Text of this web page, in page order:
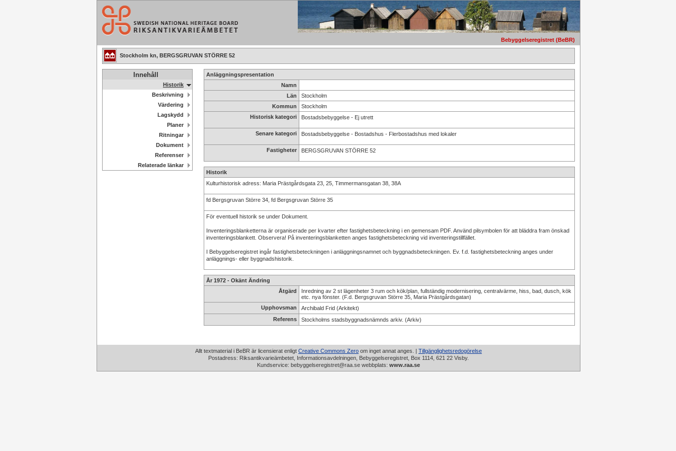
Bebyggelseregistret (BeBR)
Stockholm kn, BERGSGRUVAN STÖRRE 52
Innehåll
Historik
Beskrivning
Värdering
Lagskydd
Planer
Ritningar
Dokument
Referenser
Relaterade länkar
Anläggningspresentation
Namn
Län
Stockholm
Kommun
Stockholm
Historisk kategori
Bostadsbebyggelse - Ej utrett
Senare kategori Bostadsbebyggelse - Bostadshus - Flerbostadshus med lokaler
Fastigheter BERGSGRUVAN STÖRRE 52
Historik
Kulturhistorisk adress: Maria Prästgårdsgata 23, 25, Timmermansgatan 38, 38A
fd Bergsgruvan Större 34, fd Bergsgruvan Större 35
För eventuell historik se under Dokument.
Inventeringsblanketterna är organiserade per kvarter efter fastighetsbeteckning i en gemensam PDF. Använd pilsymbolen för att bläddra fram önskad
inventeringsblankett. Observera! På inventeringsblanketten anges fastighetsbeteckning vid inventeringstillfället.
I Bebyggelseregistret ingår fastighetsbeteckningen i anläggningsnamnet och byggnadsbeteckningen. Ev. f.d. fastighetsbeteckning anges under
anläggnings- eller byggnadshistorik.
År 1972 - Okänt Ändring
Åtgärd
Inredning av 2 st lägenheter 3 rum och kök/plan, fullständig modernisering, centralvärme, hiss, bad, dusch, kök
etc. nya fönster. (F.d. Bergsgruvan Större 35, Maria Prästgårdsgatan)
Upphovsman
Archibald Frid (Arkitekt)
Referens
Stockholms stadsbyggnadsnämnds arkiv. (Arkiv)
Allt textmaterial i BeBR är licensierat enligt Creative Commons Zero om inget annat anges. | Tillgänglighetsredogörelse
Postadress: Riksantikvarieämbetet, Informationsavdelningen, Bebyggelseregistret, Box 1114, 621 22 Visby.
Kundservice: bebyggelseregistret@raa.se webbplats: www.raa.se